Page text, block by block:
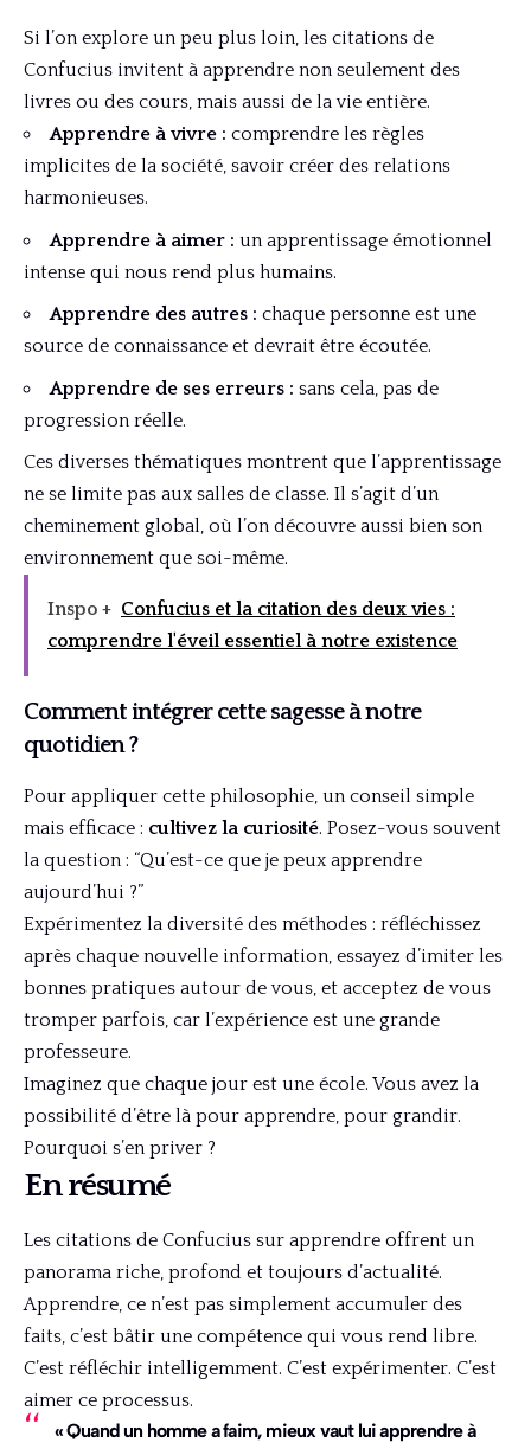
Si l’on explore un peu plus loin, les citations de
Confucius invitent à apprendre non seulement des
livres ou des cours, mais aussi de la vie entière.
Apprendre à vivre : comprendre les règles
implicites de la société, savoir créer des relations
harmonieuses.
Apprendre à aimer : un apprentissage émotionnel
intense qui nous rend plus humains.
Apprendre des autres : chaque personne est une
source de connaissance et devrait être écoutée.
Apprendre de ses erreurs : sans cela, pas de
progression réelle.
Ces diverses thématiques montrent que l’apprentissage
ne se limite pas aux salles de classe. Il s’agit d’un
cheminement global, où l’on découvre aussi bien son
environnement que soi-même.
Inspo + Confucius et la citation des deux vies :
comprendre l'éveil essentiel à notre existence
Comment intégrer cette sagesse à notre
quotidien ?
Pour appliquer cette philosophie, un conseil simple
mais efficace : cultivez la curiosité. Posez-vous souvent
la question : “Qu’est-ce que je peux apprendre
aujourd’hui ?”
Expérimentez la diversité des méthodes : réfléchissez
après chaque nouvelle information, essayez d’imiter les
bonnes pratiques autour de vous, et acceptez de vous
tromper parfois, car l’expérience est une grande
professeure.
Imaginez que chaque jour est une école. Vous avez la
possibilité d’être là pour apprendre, pour grandir.
Pourquoi s’en priver ?
En résumé
Les citations de Confucius sur apprendre offrent un
panorama riche, profond et toujours d’actualité.
Apprendre, ce n’est pas simplement accumuler des
faits, c’est bâtir une compétence qui vous rend libre.
C’est réfléchir intelligemment. C’est expérimenter. C’est
aimer ce processus.
« Quand un homme a faim, mieux vaut lui apprendre à